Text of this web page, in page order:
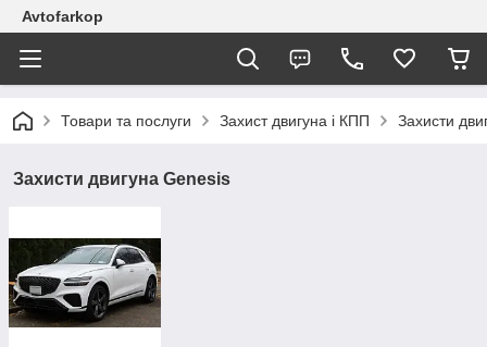
Avtofarkop
Товари та послуги Захист двигуна і КПП Захисти
Захисти двигуна Genesis